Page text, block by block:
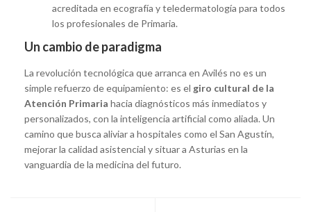
acreditada en ecografía y teledermatología para todos
los profesionales de Primaria.
Un cambio de paradigma
La revolución tecnológica que arranca en Avilés no es un
simple refuerzo de equipamiento: es el giro cultural de la
Atención Primaria hacia diagnósticos más inmediatos y
personalizados, con la inteligencia artificial como aliada. Un
camino que busca aliviar a hospitales como el San Agustín,
mejorar la calidad asistencial y situar a Asturias en la
vanguardia de la medicina del futuro.